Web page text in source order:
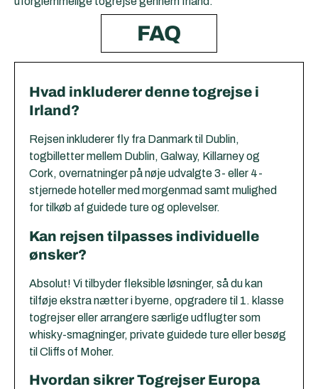
FAQ
Hvad inkluderer denne togrejse i
Irland?
Rejsen inkluderer fly fra Danmark til Dublin,
togbilletter mellem Dublin, Galway, Killarney og
Cork, overnatninger på nøje udvalgte 3- eller 4-
stjernede hoteller med morgenmad samt mulighed
for tilkøb af guidede ture og oplevelser.
Kan rejsen tilpasses individuelle
ønsker?
Absolut! Vi tilbyder fleksible løsninger, så du kan
tilføje ekstra nætter i byerne, opgradere til 1. klasse
togrejser eller arrangere særlige udflugter som
whisky-smagninger, private guidede ture eller besøg
til Cliffs of Moher.
Hvordan sikrer Togrejser Europa